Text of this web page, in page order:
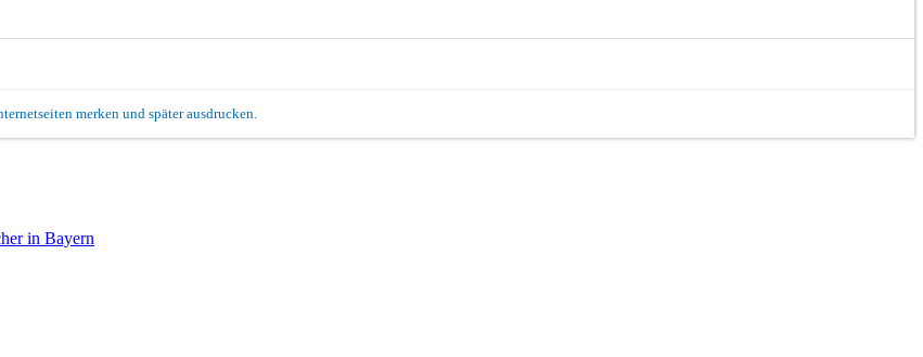
merken und später ausdrucken.
in Bayern